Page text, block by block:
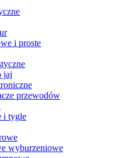
i proste
jaj
przewodów
i tygle
wyburzeniowe